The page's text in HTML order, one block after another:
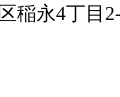
稲永4丁目